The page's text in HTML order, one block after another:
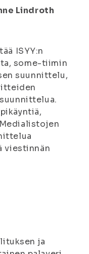
Lindroth
ISYY:n
some-tiimin
suunnittelu,
viestinnän
ja